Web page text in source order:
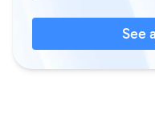
See